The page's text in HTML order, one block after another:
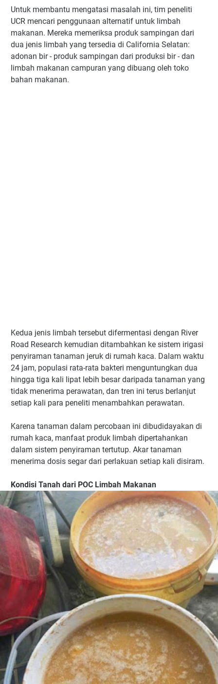
Untuk membantu mengatasi masalah ini, tim peneliti
UCR mencari penggunaan alternatif untuk limbah
makanan. Mereka memeriksa produk sampingan dari
dua jenis limbah yang tersedia di California Selatan:
adonan bir - produk sampingan dari produksi bir - dan
limbah makanan campuran yang dibuang oleh toko
bahan makanan.
Kedua jenis limbah tersebut difermentasi dengan River
Road Research kemudian ditambahkan ke sistem irigasi
penyiraman tanaman jeruk di rumah kaca. Dalam waktu
24 jam, populasi rata-rata bakteri menguntungkan dua
hingga tiga kali lipat lebih besar daripada tanaman yang
tidak menerima perawatan, dan tren ini terus berlanjut
setiap kali para peneliti menambahkan perawatan.
Karena tanaman dalam percobaan ini dibudidayakan di
rumah kaca, manfaat produk limbah dipertahankan
dalam sistem penyiraman tertutup. Akar tanaman
menerima dosis segar dari perlakuan setiap kali disiram.
Kondisi Tanah dari POC Limbah Makanan